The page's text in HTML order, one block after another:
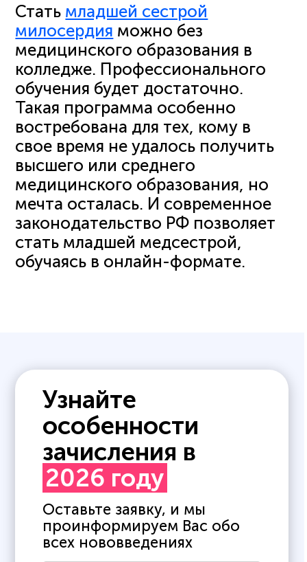
Стать младшей сестрой
милосердия можно без
медицинского образования в
колледже. Профессионального
обучения будет достаточно.
Такая программа особенно
востребована для тех, кому в
свое время не удалось получить
высшего или среднего
медицинского образования, но
мечта осталась. И современное
законодательство РФ позволяет
стать младшей медсестрой,
обучаясь в онлайн-формате.
Узнайте
особенности
зачисления в
2026 году
Оставьте заявку, и мы
проинформируем Вас обо
всех нововведениях